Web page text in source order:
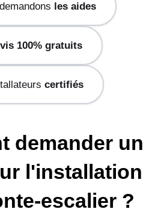
les aides
100% gratuits
certifiés
demander un
l'installation
escalier ?